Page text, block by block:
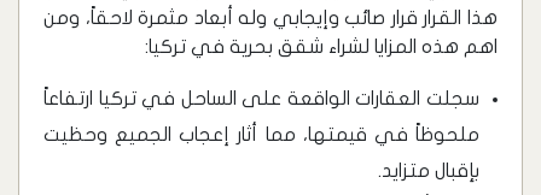
هذا القرار قرار صائب وإيجابي وله أبعاد مثمرة لاحقاً، ومن
اهم هذه المزايا لشراء شقق بحرية في تركيا:
سجلت العقارات الواقعة على الساحل في تركيا ارتفاعاً
ملحوظاً في قيمتها، مما أثار إعجاب الجميع وحظيت
بإقبال متزايد.